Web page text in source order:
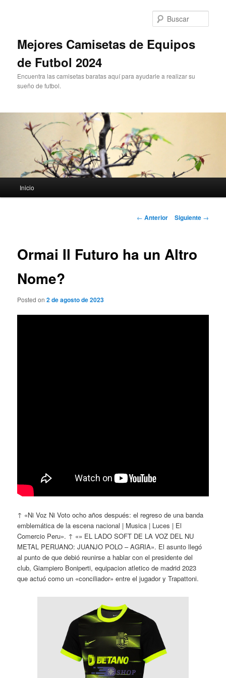
Mejores Camisetas de Equipos
de Futbol 2024
Encuentra las camisetas baratas aquí para ayudarle a realizar su
sueño de futbol.
principal
Inicio
Navegación
← Anterior Siguiente →
Ormai Il Futuro ha un Altro
Nome?
Posted on2 de agosto de 2023
↑ «Ni Voz Ni Voto ocho años después: el regreso de una banda
emblemática de la escena nacional | Musica | Luces | El
Comercio Peru». ↑ «» EL LADO SOFT DE LA VOZ DEL NU
METAL PERUANO: JUANJO POLO – AGRIA». El asunto llegó
al punto de que debió reunirse a hablar con el presidente del
club, Giampiero Boniperti, equipacion atletico de madrid 2023
que actuó como un «conciliador» entre el jugador y Trapattoni.